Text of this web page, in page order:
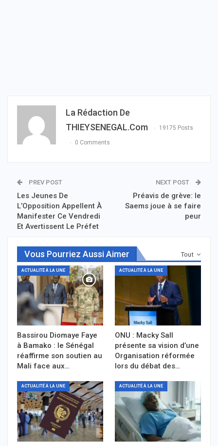
La Rédaction De
THIEYSENEGAL.com
19175 Posts
0 Comments
PREV POST
Les Jeunes De
L’Opposition Appellent À
Manifester Ce Vendredi
Et Avertissent Le Préfet
NEXT POST
Préavis de grève: le
Saems joue à se faire
peur
Tout
Vous Pourriez Aussi Aimer
ACTUALITÉ À LA UNE
Bassirou Diomaye Faye
à Bamako : le Sénégal
réaffirme son soutien au
Mali face aux…
ACTUALITÉ À LA UNE
ONU : Macky Sall
présente sa vision d’une
Organisation réformée
lors du débat des…
ACTUALITÉ À LA UNE ACTUALITÉ À LA UNE